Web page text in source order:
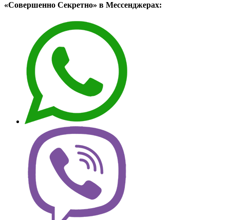
«Совершенно Секретно» в Мессенджерах: